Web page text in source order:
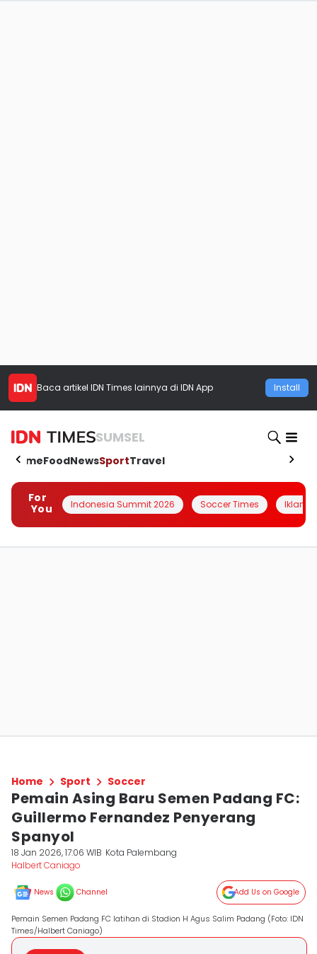
Baca artikel IDN Times lainnya di IDN App Install
SUMSEL
HomeFoodNewsSportTravel
For
You
Indonesia Summit 2026 Soccer Times Iklanin
Home Sport Soccer
Pemain Asing Baru Semen Padang FC:
Guillermo Fernandez Penyerang
Spanyol
18 Jan 2026, 17:06 WIB Kota Palembang
Halbert Caniago
News Channel Add Us on Google
Pemain Semen Padang FC latihan di Stadion H Agus Salim Padang (Foto: IDN
Times/Halbert Caniago)